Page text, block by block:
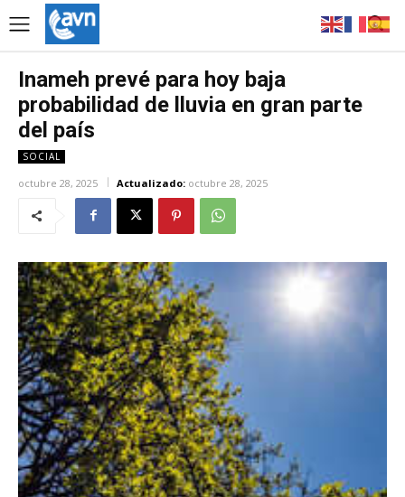
Inameh prevé para hoy baja
probabilidad de lluvia en gran parte
del país
SOCIAL
octubre 28, 2025 Actualizado: octubre 28, 2025